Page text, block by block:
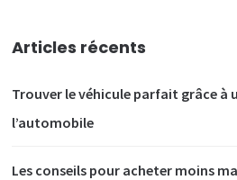
Articles récents
Trouver le véhicule parfait grâce à
l’automobile
Les conseils pour acheter moins